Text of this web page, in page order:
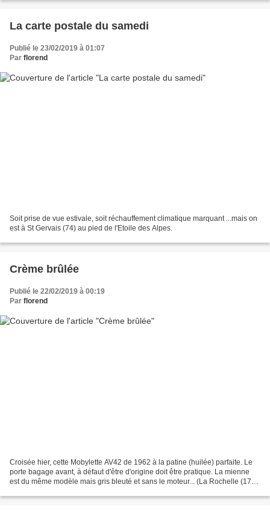
La carte postale du samedi
Publié le 23/02/2019 à 01:07
Par florend
Soit prise de vue estivale, soit réchauffement climatique marquant ...mais on
est à St Gervais (74) au pied de l'Etoile des Alpes.
Crème brûlée
Publié le 22/02/2019 à 00:19
Par florend
Croisée hier, cette Mobylette AV42 de 1962 à la patine (huilée) parfaite. Le
porte bagage avant, à défaut d'être d'origine doit être pratique. La mienne
est du même modèle mais gris bleuté et sans le moteur... (La Rochelle (17) -